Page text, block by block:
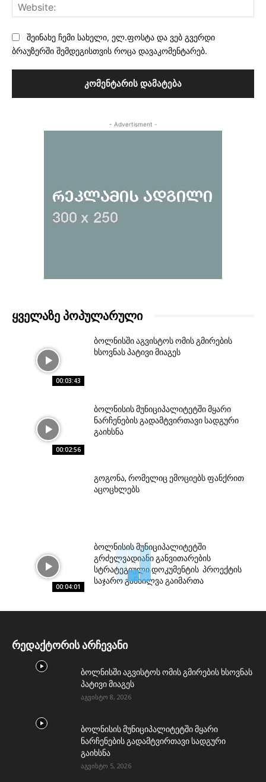
შეინახე ჩემი სახელი, ელ.ფოსტა და ვებ გვერდი
ბრაუზერში შემდეგისთვის როცა დავაკომენტარებ.
- Advertisment -
ᲧᲕᲔᲚᲐᲖᲔ ᲞᲝᲞᲣᲚᲐᲠᲣᲚᲘ
00:03:43
ბოლნისში აგვისტოს ომის გმირების
ხსოვნას პატივი მიაგეს
00:02:56
ბოლნისის მუნიციპალიტეტში მყარი
ნარჩენების გადამტვირთავი სადგური
გაიხსნა
გოგონა, რომელიც ემოციებს ფანქრით
აცოცხლებს
00:04:01
ბოლნისის მუნიციპალიტეტში
გრძელვადიანი განვითარების
სტრატეგიული დოკუმენტის პროექტის
საჯარო განხილვა გაიმართა
რედაქტორის არჩევანი
ბოლნისში აგვისტოს ომის გმირების ხსოვნას
პატივი მიაგეს
აგვისტო 8, 2026
ბოლნისის მუნიციპალიტეტში მყარი
ნარჩენების გადამტვირთავი სადგური
გაიხსნა
აგვისტო 5, 2026